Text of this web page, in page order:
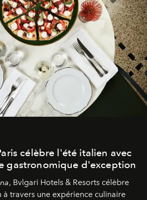
célèbre l'été italien avec
gastronomique d'exception
, Bvlgari Hotels & Resorts célèbre
à travers une expérience culinaire